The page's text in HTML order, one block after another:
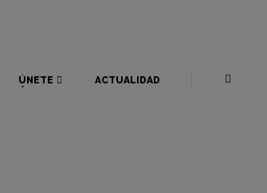
ÚNETE
ACTUALIDAD